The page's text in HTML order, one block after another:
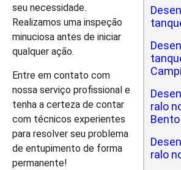
seu necessidade.
Realizamos uma inspeção
minuciosa antes de iniciar
qualquer ação.
Entre em contato com
nossa serviço profissional e
tenha a certeza de contar
com técnicos experientes
para resolver seu problema
de entupimento de forma
permanente!
ralo
Bento
ralo